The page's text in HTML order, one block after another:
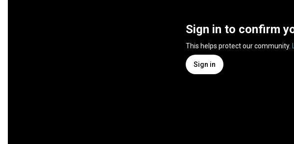
Sign in to confirm
This helps protect our community.
Sign in